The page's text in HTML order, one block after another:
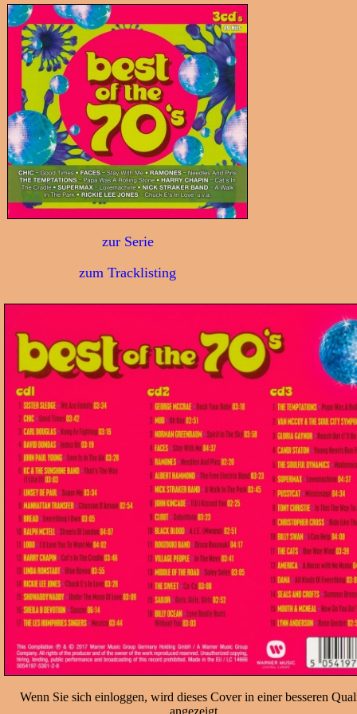
zur Serie
zum Tracklisting
Wenn Sie sich einloggen, wird dieses Cover in einer besseren
angezeigt.